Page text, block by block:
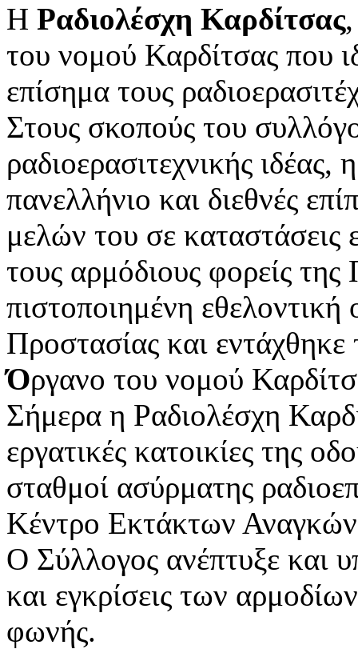
Η Ραδιολέσχη Καρδίτσας
του νομού Καρδίτσας που
επίσημα τους
Στους σκοπούς του
ραδιοερασιτεχνικής
πανελλήνιο και διεθνές
μελών του σε καταστάσεις
τους αρμόδιους φορείς της
πιστοποιημένη
Προστασίας και
Όργανο του νομού
Σήμερα η Ραδιολέσχη
εργατικές κατοικίες της
σταθμοί ασύρματης
Κέντρο Εκτάκτων
Ο Σύλλογος ανέπτυξε και
και εγκρίσεις των
φωνής.